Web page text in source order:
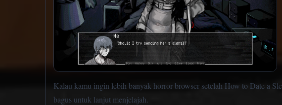
Kalau kamu ingin lebih banyak horror browser setelah How to Date a
bagus untuk lanjut menjelajah.